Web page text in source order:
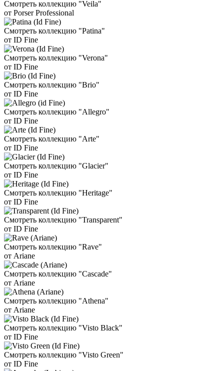
Смотреть коллекцию "Veila"
от Porser Professional
Смотреть коллекцию "Patina"
от ID Fine
Смотреть коллекцию "Verona"
от ID Fine
Смотреть коллекцию "Brio"
от ID Fine
Смотреть коллекцию "Allegro"
от ID Fine
Смотреть коллекцию "Arte"
от ID Fine
Смотреть коллекцию "Glacier"
от ID Fine
Смотреть коллекцию "Heritage"
от ID Fine
Смотреть коллекцию "Transparent"
от ID Fine
Смотреть коллекцию "Rave"
от Ariane
Смотреть коллекцию "Cascade"
от Ariane
Смотреть коллекцию "Athena"
от Ariane
Смотреть коллекцию "Visto Black"
от ID Fine
Смотреть коллекцию "Visto Green"
от ID Fine